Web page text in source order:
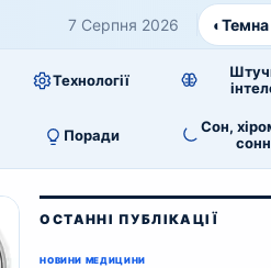
7 Серпня 2026 ◐
Технології
Поради
Сон,
ОСТАННІ ПУБЛІКАЦІЇ
НОВИНИ МЕДИЦИНИ